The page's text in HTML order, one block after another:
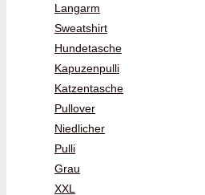
Langarm
Sweatshirt
Hundetasche
Kapuzenpulli
Katzentasche
Pullover
Niedlicher
Pulli
Grau
XXL